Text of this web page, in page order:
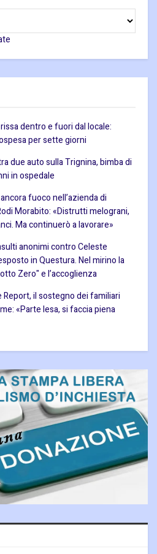
dentro e fuori dal locale:
per sette giorni
due auto sulla Trignina, bimba di
in ospedale
fuoco nell’azienda di
Morabito: «Distrutti melograni,
Ma continuerò a lavorare»
anonimi contro Celeste
in Questura. Nel mirino la
Zero" e l’accoglienza
Report, il sostegno dei familiari
«Parte lesa, si faccia piena